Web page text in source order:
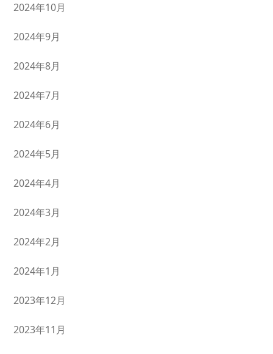
2024年10月
2024年9月
2024年8月
2024年7月
2024年6月
2024年5月
2024年4月
2024年3月
2024年2月
2024年1月
2023年12月
2023年11月